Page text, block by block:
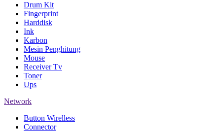
Drum Kit
Fingerprint
Harddisk
Ink
Karbon
Mesin Penghitung
Mouse
Receiver Tv
Toner
Ups
Network
Button Wirelless
Connector